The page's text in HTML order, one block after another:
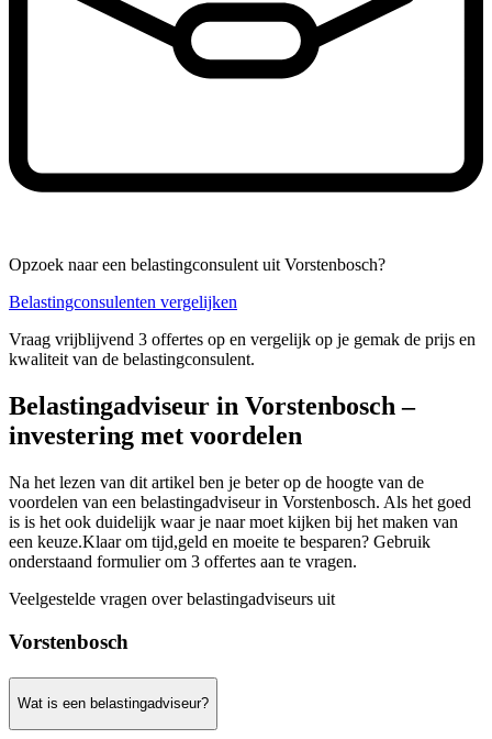
Opzoek naar een belastingconsulent uit Vorstenbosch?
Belastingconsulenten vergelijken
Vraag vrijblijvend 3 offertes op en vergelijk op je gemak de prijs en
kwaliteit van de belastingconsulent.
Belastingadviseur in Vorstenbosch –
investering met voordelen
Na het lezen van dit artikel ben je beter op de hoogte van de
voordelen van een belastingadviseur in Vorstenbosch. Als het goed
is is het ook duidelijk waar je naar moet kijken bij het maken van
een keuze.Klaar om tijd,geld en moeite te besparen? Gebruik
onderstaand formulier om 3 offertes aan te vragen.
Veelgestelde vragen over belastingadviseurs uit
Vorstenbosch
Wat is een belastingadviseur?